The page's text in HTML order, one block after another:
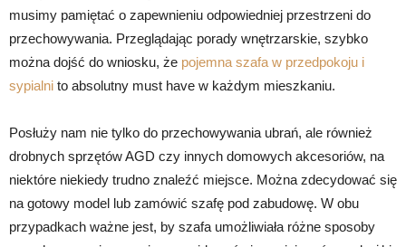
musimy pamiętać o zapewnieniu odpowiedniej przestrzeni do
przechowywania. Przeglądając porady wnętrzarskie, szybko
można dojść do wniosku, że pojemna szafa w przedpokoju i
sypialni to absolutny must have w każdym mieszkaniu.
Posłuży nam nie tylko do przechowywania ubrań, ale również
drobnych sprzętów AGD czy innych domowych akcesoriów, na
niektóre niekiedy trudno znaleźć miejsce. Można zdecydować się
na gotowy model lub zamówić szafę pod zabudowę. W obu
przypadkach ważne jest, by szafa umożliwiała różne sposoby